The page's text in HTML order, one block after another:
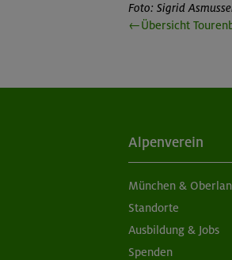
Foto: Sigrid
←Übersicht
Alpenverein
München &
Standorte
Ausbildung & Jobs
Spenden